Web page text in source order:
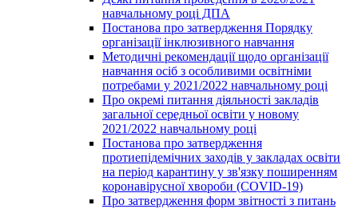
навчальному році ДПА
Постанова про затвердження Порядку
організації інклюзивного навчання
Методичні рекомендації щодо організації
навчання осіб з особливими освітніми
потребами у 2021/2022 навчальному році
Про окремі питання діяльності закладів
загальної середньої освіти у новому
2021/2022 навчальному році
Постанова про затвердження
протиепідемічних заходів у закладах освіти
на період карантину у зв'язку поширенням
коронавірусної хвороби (COVID-19)
Про затвердження форм звітності з питань